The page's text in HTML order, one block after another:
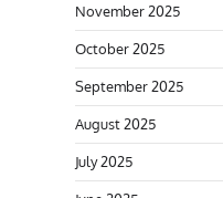
November 2025
October 2025
September 2025
August 2025
July 2025